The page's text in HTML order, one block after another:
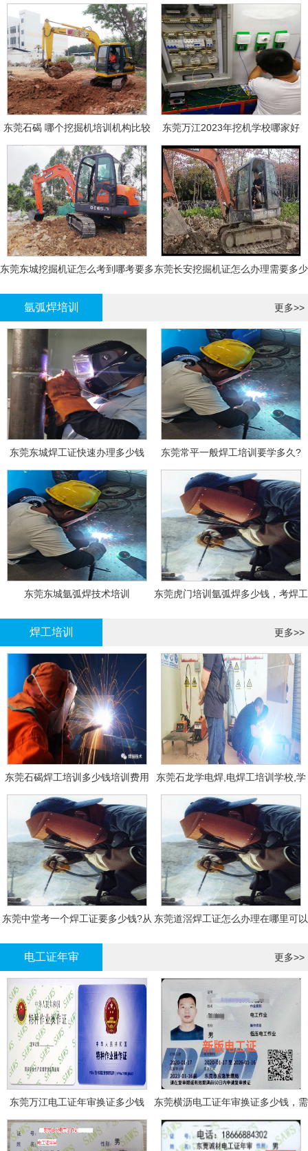
东莞石碣 哪个挖掘机培训机构比较
好?
东莞万江2023年挖机学校哪家好
东莞东城挖掘机证怎么考到哪考要多东莞长安挖掘机证怎么办理需要多少
氩弧焊培训 更多>>
东莞东城焊工证快速办理多少钱 东莞常平一般焊工培训要学多久?
东莞东城氩弧焊技术培训
东莞虎门培训氩弧焊多少钱，考焊工
焊工培训 更多>>
东莞石碣焊工培训多少钱培训费用
东莞石龙学电焊,电焊工培训学校,学
费多少钱?
东莞中堂考一个焊工证要多少钱?从 东莞道滘焊工证怎么办理在哪里可以
电工证年审 更多>>
东莞万江电工证年审换证多少钱
东莞横沥电工证年审换证多少钱，需
要什么资料